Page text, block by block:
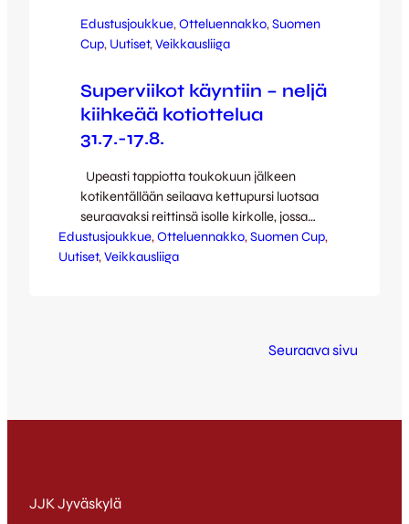
Edustusjoukkue, Otteluennakko, Suomen
Cup, Uutiset, Veikkausliiga
Superviikot käyntiin – neljä
kiihkeää kotiottelua
31.7.-17.8.
Upeasti tappiotta toukokuun jälkeen
kotikentällään seilaava kettupursi luotsaa
seuraavaksi reittinsä isolle kirkolle, jossa
tulevana lauantaina pelattavassa
liigapelissä vastaan asettuu hallitseva
käynnistyykin JJK:n kannalta elintärkeä
veikkausliigapistettä kuin myös paikka
Edustusjoukkue, Otteluennakko, Suomen Cup
Uutiset, Veikkausliiga
Seuraava sivu
JJK Jyväskylä